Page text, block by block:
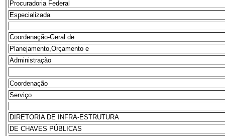
Procuradoria Federal
Especializada
Coordenação-Geral de
Planejamento,Orçamento e
Administração
Coordenação
Serviço
DIRETORIA DE INFRA-ESTRUTURA
DE CHAVES PÚBLICAS